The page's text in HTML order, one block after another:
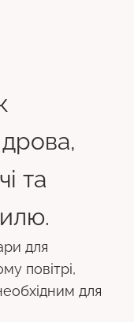
та
для
повітрі,
для